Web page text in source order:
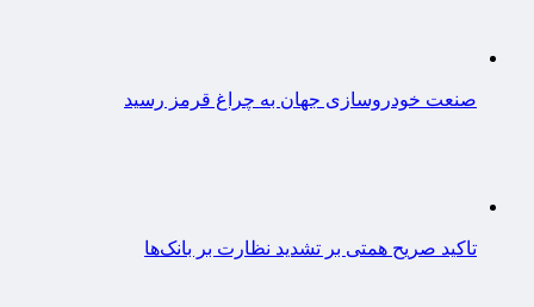
صنعت خودروسازی جهان به چراغ قرمز رسید
تاکید صریح همتی بر تشدید نظارت بر بانک‌ها